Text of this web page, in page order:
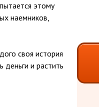
этому
наемников,
своя история
деньги и растить